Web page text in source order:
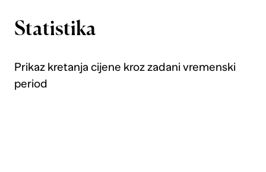
Statistika
Prikaz kretanja cijene kroz zadani vremenski
period